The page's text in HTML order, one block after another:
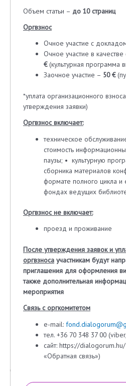
Объем статьи – до 10 страниц
Оргвзнос
Очное участие с
Очное участие в
€(культурная программа
Заочное участие – 50 €
*уплата организационного
утверждения заявки)
Оргвзнос включает:
техническое
стоимость
паузы; • культурную
сборника материалов
формате полного цикла
фондах ведущих
Оргвзнос не включает:
проезд и проживание
После утверждения заявок и
оргвзноса участникам будут
приглашения для оформления
также дополнительная
мероприятия
Связь с оргкомитетом
e-mail:
тел. +36 70 348 37 00
сайт: https://
«Обратная связь»)